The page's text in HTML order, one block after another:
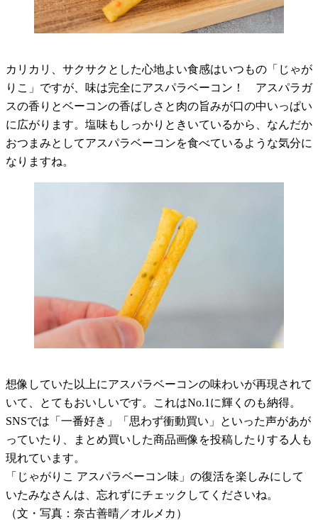
カリカリ、サクサクとした心地よい食感はいつもの「じゃが
りこ」ですが、味は完全にアスパラベーコン！ アスパラガ
スの香りとベーコンの香ばしさと肉の旨みが口の中いっぱい
に広がります。塩味もしっかりときいているから、なんだか
おつまみとしてアスパラベーコンを食べているような気分に
なりますね。
想像していた以上にアスパラベーコンの味わいが再現されて
いて、とてもおいしいです。これはNo.1に輝くのも納得。
SNSでは「一番好き」「思わず衝動買い」といった声があが
っていたり、まとめ買いした商品画像を投稿したりする人も
現れています。
「じゃがりこ アスパラベーコン味」の復活を楽しみにして
いたみなさんは、忘れずにチェックしてくださいね。
（文・写真：奈古善晴／オルメカ）